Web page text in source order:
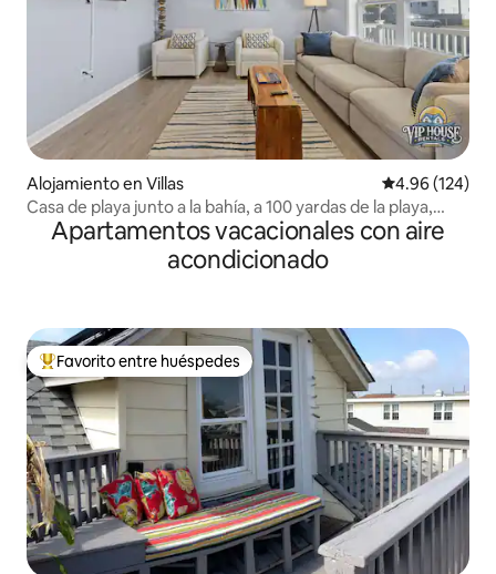
Alojamiento en Villas Calificación
4.96 (124)
Casa de playa junto a la bahía, a 100 yardas de la playa,
capacidad para 10 personas
Apartamentos vacacionales con aire
acondicionado
Favorito entre huéspedes preferido
Favorito entre huéspedes